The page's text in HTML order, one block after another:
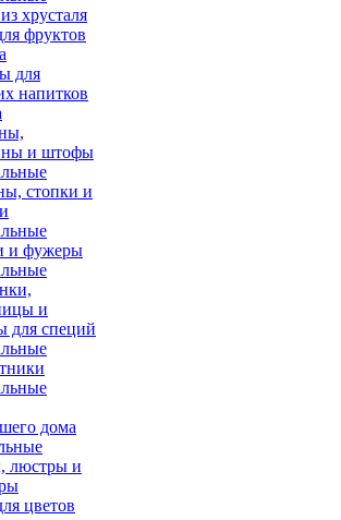
хрусталя
фруктов
для
напитков
и штофы
стопки и
и фужеры
и
для специй
дома
люстры и
цветов